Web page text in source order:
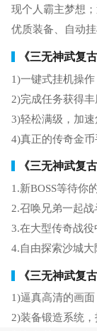
现个人霸主梦想
优质装备、自动挂
《三无神武复
1)一键式挂机操
2)完成任务获得
3)轻松满级，加速
4)真正的传奇金币
《三无神武复
1.新BOSS等待你
2.召唤兄弟一起战
3.在大型传奇战役
4.自由探索沙城大
《三无神武复
1)逼真高清的画
2)装备锻造系统